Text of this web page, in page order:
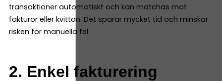
transaktioner automatiskt och kan matchas mot
fakturor eller kvitton. Det sparar mycket tid och minskar
risken för manuella fel.
2. Enkel fakturering